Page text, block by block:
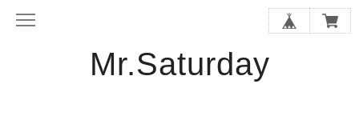
Mr.Saturday